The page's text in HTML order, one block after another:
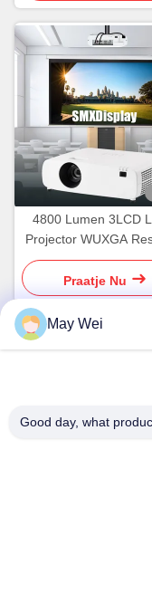
4800 Lumen 3LCD
Projector WUXGA
voor Onderwijs,
Thuis​
Praatje Nu
Adres
May Wei
Good day, what